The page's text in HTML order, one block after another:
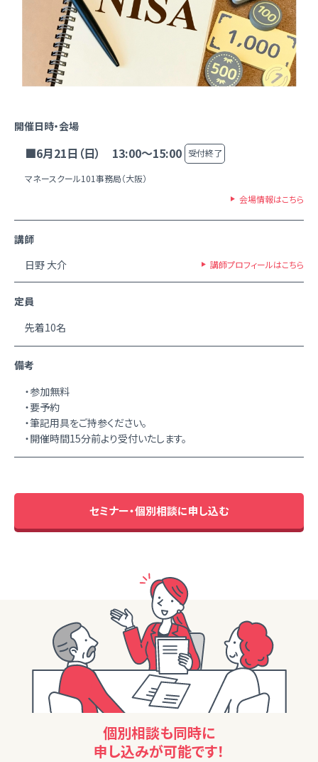
開催日時・会場
■6月21日（日） 13:00～15:00 受付終了
マネースクール101事務局（大阪）
会場情報はこちら
講師
日野 大介
講師プロフィールはこちら
定員
先着10名
備考
・参加無料
・要予約
・筆記用具をご持参ください。
・開催時間15分前より受付いたします。
セミナー・個別相談に申し込む
個別相談も同時に
申し込みが可能です！